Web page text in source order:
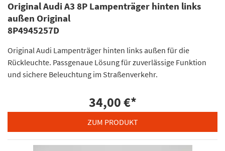
Original Audi A3 8P Lampenträger hinten links
außen Original
8P4945257D
Original Audi Lampenträger hinten links außen für die
Rückleuchte. Passgenaue Lösung für zuverlässige Funktion
und sichere Beleuchtung im Straßenverkehr.
34,00 €*
ZUM PRODUKT